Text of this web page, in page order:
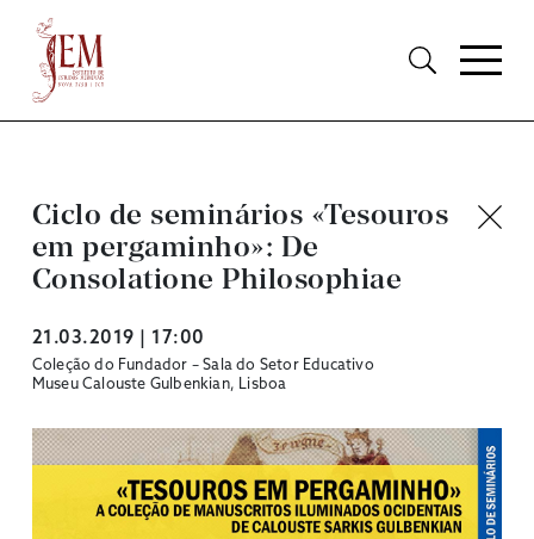
Ciclo de seminários «Tesouros
em pergaminho»: De
Consolatione Philosophiae
21.03.2019 | 17:00
Coleção do Fundador – Sala do Setor Educativo
Museu Calouste Gulbenkian, Lisboa